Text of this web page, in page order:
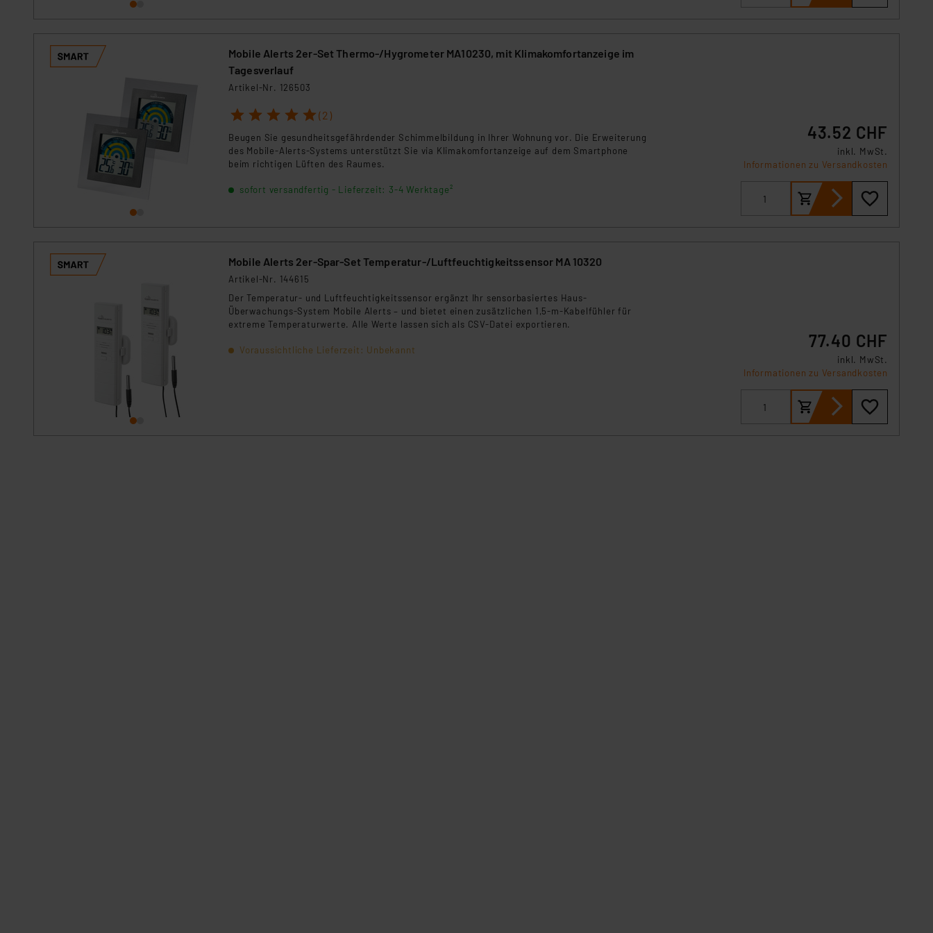
Datenschutz nach EU-Standards eingestuft wird. So besteht etwa das Risiko, dass US-Behörden personenbezogene
Daten in Überwachungsprogrammen verarbeiten, ohne dass hiergegen Klagemöglichkeiten für Europäer bestehen.
Unsere Kooperation mit diesen Dienstleistern stützt sich auf die Standarddatenschutzklauseln der Europäischen
Kommission sowie einer eigenen Beurteilung der mit der Datenübermittlung, insbesondere der Art der übermittelten
Daten, verbundenen Risiken.“
Impressum|Datenschutzerklärung
Mobile Alerts 2er-Set Thermo-/Hygrometer MA10230, mit Klimakomfortanzeige im
Tagesverlauf
Artikel-Nr. 126503
1 2 3 4 5 (2)
Beugen Sie gesundheitsgefährdender Schimmelbildung in Ihrer Wohnung vor. Die Erweiterung
des Mobile-Alerts-Systems unterstützt Sie via Klimakomfortanzeige auf dem Smartphone
beim richtigen Lüften des Raumes.
sofort versandfertig - Lieferzeit: 3-4 Werktage²
43.52 CHF
inkl. MwSt.
Informationen zu Versandkosten
Mobile Alerts 2er-Spar-Set Temperatur-/Luftfeuchtigkeitssensor MA 10320
Artikel-Nr. 144615
Der Temperatur- und Luftfeuchtigkeitssensor ergänzt Ihr sensorbasiertes Haus-
Überwachungs-System Mobile Alerts – und bietet einen zusätzlichen 1,5-m-Kabelfühler für
extreme Temperaturwerte. Alle Werte lassen sich als CSV-Datei exportieren.
Voraussichtliche Lieferzeit: Unbekannt 77.40 CHF
inkl. MwSt.
Informationen zu Versandkosten